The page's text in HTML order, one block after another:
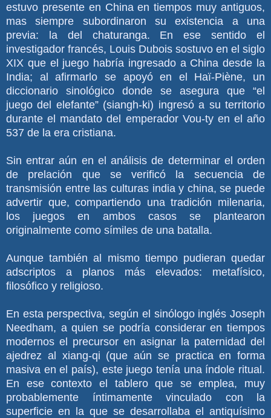
estuvo presente en China en tiempos muy antiguos,
mas siempre subordinaron su existencia a una
previa: la del chaturanga. En ese sentido el
investigador francés, Louis Dubois sostuvo en el siglo
XIX que el juego habría ingresado a China desde la
India; al afirmarlo se apoyó en el Haï-Piène, un
diccionario sinológico donde se asegura que “el
juego del elefante” (siangh-ki) ingresó a su territorio
durante el mandato del emperador Vou-ty en el año
537 de la era cristiana.
Sin entrar aún en el análisis de determinar el orden
de prelación que se verificó la secuencia de
transmisión entre las culturas india y china, se puede
advertir que, compartiendo una tradición milenaria,
los juegos en ambos casos se plantearon
originalmente como símiles de una batalla.
Aunque también al mismo tiempo pudieran quedar
adscriptos a planos más elevados: metafísico,
filosófico y religioso.
En esta perspectiva, según el sinólogo inglés Joseph
Needham, a quien se podría considerar en tiempos
modernos el precursor en asignar la paternidad del
ajedrez al xiang-qi (que aún se practica en forma
masiva en el país), este juego tenía una índole ritual.
En ese contexto el tablero que se emplea, muy
probablemente íntimamente vinculado con la
superficie en la que se desarrollaba el antiquísimo